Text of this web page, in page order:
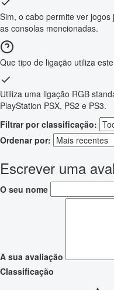
Sim, o cabo permite ver
as consolas mencionadas.
Que tipo de ligação utiliza
Utiliza uma ligação RGB
PlayStation PSX, PS2 e PS3.
Filtrar por classificação:
Ordenar por:
Escrever uma
O seu nome
A sua avaliação
Classificação